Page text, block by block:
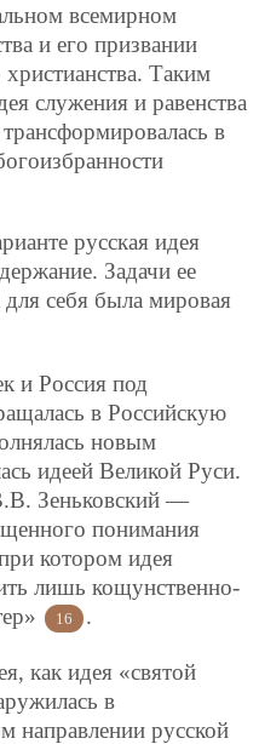
всемирном
и его призвании
Таким
служения и равенства
в
русская идея
Задачи ее
себя была мировая
и Россия под
в Российскую
новым
идеей Великой Руси.
Зеньковский —
понимания
котором идея
лишь кощунственно-
16 .
как идея «святой
в
направлении русской